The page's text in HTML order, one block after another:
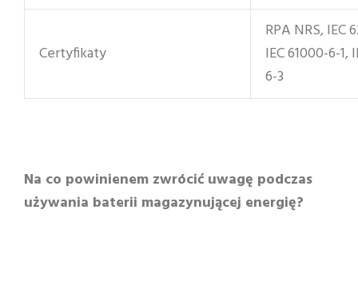
Certyfikaty
RPA NRS, IEC
IEC 61000-6-1,
6-3
Na co powinienem zwrócić uwagę podczas
używania baterii magazynującej energię?